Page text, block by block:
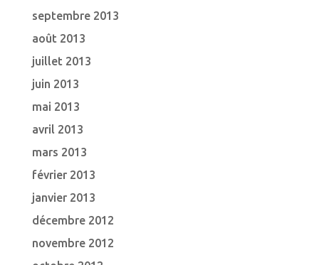
septembre 2013
août 2013
juillet 2013
juin 2013
mai 2013
avril 2013
mars 2013
février 2013
janvier 2013
décembre 2012
novembre 2012